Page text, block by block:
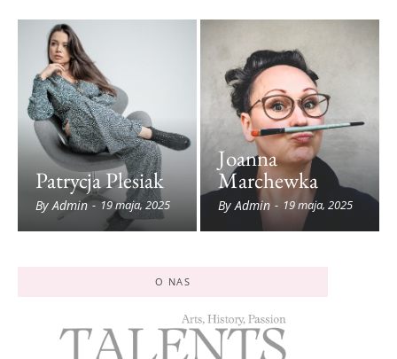
Patrycja Plesiak
By Admin - 19 maja, 2025
Joanna
Marchewka
By Admin - 19 maja, 2025
O NAS